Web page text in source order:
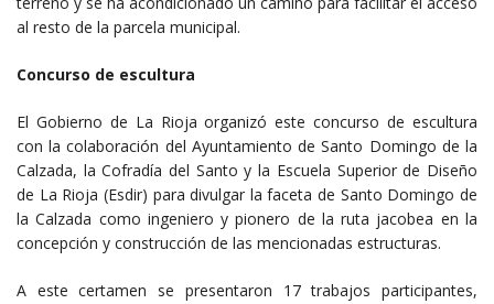
al resto de la parcela municipal.
Concurso de escultura
El Gobierno de La Rioja organizó este concurso de escultura
con la colaboración del Ayuntamiento de Santo Domingo de la
Calzada, la Cofradía del Santo y la Escuela Superior de Diseño
de La Rioja (Esdir) para divulgar la faceta de Santo Domingo de
la Calzada como ingeniero y pionero de la ruta jacobea en la
concepción y construcción de las mencionadas estructuras.
A este certamen se presentaron 17 trabajos participantes,